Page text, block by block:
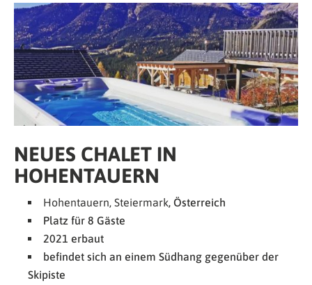
NEUES CHALET IN
HOHENTAUERN
Hohentauern, Steiermark , Österreich
Platz für 8 Gäste
2021 erbaut
befindet sich an einem Südhang gegenüber der
Skipiste